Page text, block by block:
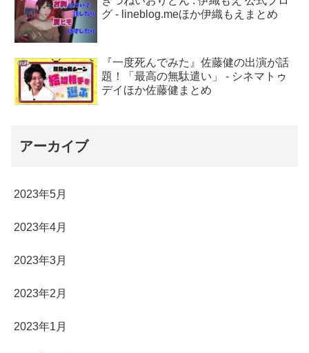
グ - lineblog.meほか伊織もえまとめ
『一度死んでみた』佐藤健の出演が話
題！「最高の無駄遣い」 - シネマトゥ
デイほか佐藤健まとめ
アーカイブ
2023年5月
2023年4月
2023年3月
2023年2月
2023年1月